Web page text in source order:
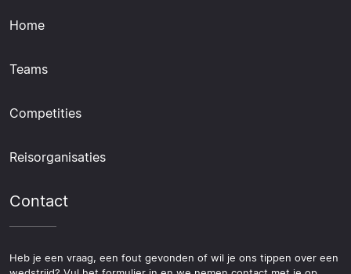
Home
Teams
Competities
Reisorganisaties
Contact
Heb je een vraag, een fout gevonden of wil je ons tippen over een